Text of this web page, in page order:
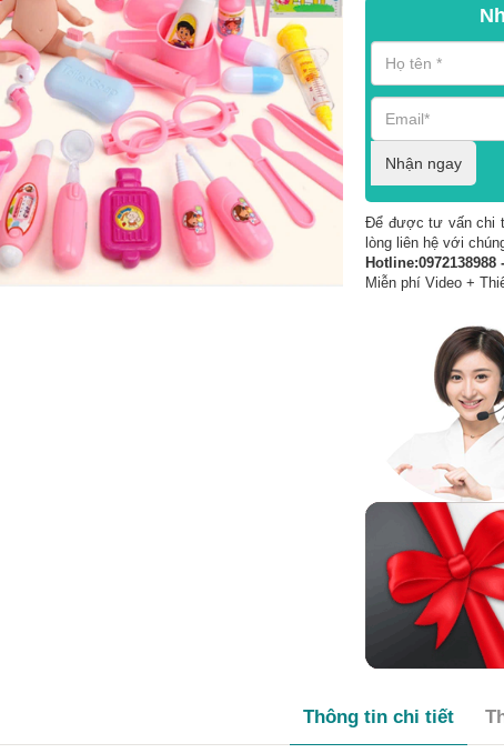
Nhận ngay
Để được tư vấn chi
lòng liên hệ với
Hotline:0972138988
Miễn phí Video +
Thông tin chi tiết